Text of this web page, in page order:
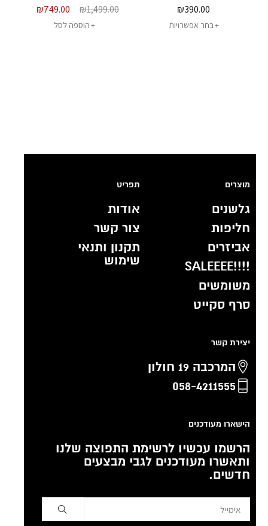
₪1,499.00
₪749.00
הוספה לסל
₪390.00
בחר אפשרויות
מוצרים
גלשנים
חליפות
אביזרים
!!!!SALEEEE
משומשים
סרף סקייט
תפריט
אודות
צור קשר
תקנון ותנאי
שימוש
יצירת קשר
המרכבה 19 חולון
058-4211555
הישארו מעודכנים
הרשמו עכשיו לרשימת התפוצה שלנו
ותאשרו מעודכנים לגבי מבצעים
חדשים.